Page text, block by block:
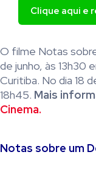
Clique aqui e
O filme Notas
de junho, às 13h30
Curitiba. No dia 18
18h45. Mais
Cinema.
Notas sobre um